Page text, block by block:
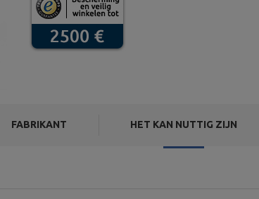
FABRIKANT HET KAN NUTTIG ZIJN